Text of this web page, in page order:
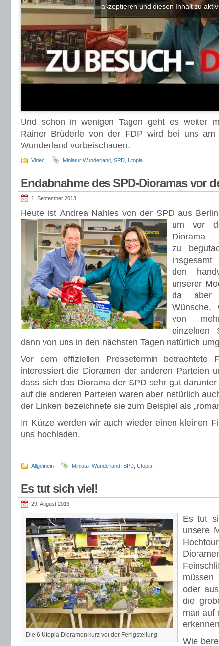
akzeptieren und diesen Inhalt zu
Und schon in wenigen Tagen geht es weiter
Rainer Brüderle von der FDP wird bei uns
Wunderland vorbeischauen.
Video Miniatur Wunderland SPD Utopia
Endabnahme des SPD-Dioramas vor
1. September 2013
Heute ist Andrea Nahles von der SPD aus
um vor
zu
insgesamt
den
unserer
da aber
Wünsche,
von
einzelnen
dann von uns in den nächsten Tagen natürlich
Vor dem offiziellen Pressetermin betrachtete
interessiert die Dioramen der anderen Parteien
dass sich das Diorama der SPD sehr gut
auf die anderen Parteien waren aber natürlich
der Linken bezeichnete sie zum Beispiel als
In Kürze werden wir auch wieder einen kleinen
uns hochladen.
Allgemein Miniatur Wunderland SPD Utopia
Es tut sich viel!
29. August 2013
Die 6 Utopia Dioramen kurz vor der Fertigstellung
Es tut
unsere
oder
die
man auf
Wie